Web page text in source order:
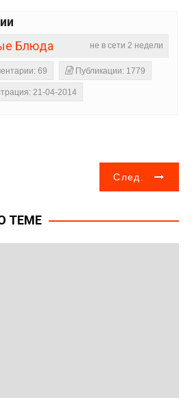
не в сети 2 недели
Блюда
69 Публикации: 1779
21-04-2014
След.
ТЕМЕ